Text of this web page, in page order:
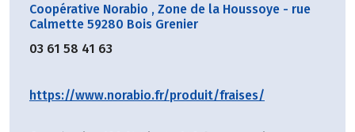
Coopérative Norabio , Zone de la Houssoye - rue
Calmette 59280 Bois Grenier
03 61 58 41 63
https://www.norabio.fr/produit/fraises/